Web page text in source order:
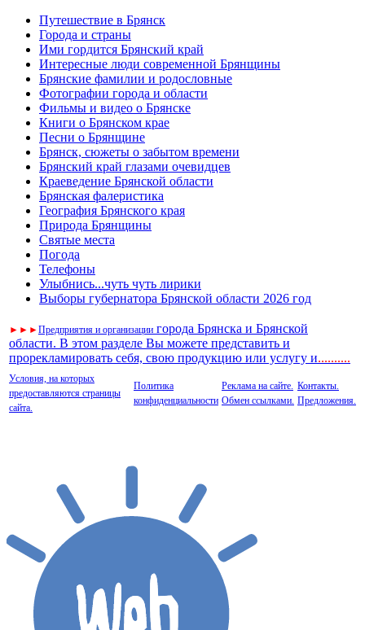
Путешествие в Брянск
Города и страны
Ими гордится Брянский край
Интересные люди современной Брянщины
Брянские фамилии и родословные
Фотографии города и области
Фильмы и видео о Брянске
Книги о Брянском крае
Песни о Брянщине
Брянск, сюжеты о забытом времени
Брянский край глазами очевидцев
Краеведение Брянской области
Брянская фалеристика
География Брянского края
Природа Брянщины
Святые места
Погода
Телефоны
Улыбнись...чуть чуть лирики
Выборы губернатора Брянской области 2026 год
► ► ►Предприятия и организации города Брянска и Брянской
области. В этом разделе Вы можете представить и
прорекламировать себя, свою продукцию или услугу и..........
Условия, на которых
предоставляются страницы
сайта.
Политика
конфиденциальности
Реклама на сайте.
Обмен ссылками.
Контакты.
Предложения.